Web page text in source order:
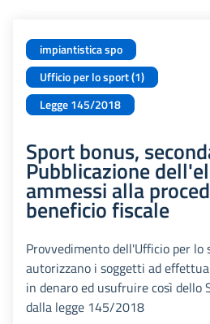
impiantistica spo
Ufficio per lo sport (1)
Legge 145/2018
Sport bonus,
Pubblicazione
ammessi alla
beneficio fiscale
Provvedimento dell'Ufficio per lo
autorizzano i soggetti ad
in denaro ed usufruire così dello
dalla legge 145/2018